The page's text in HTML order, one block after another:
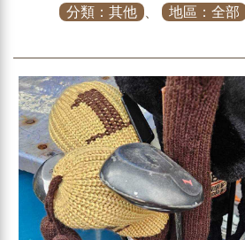
分類：其他 、 地區：全部